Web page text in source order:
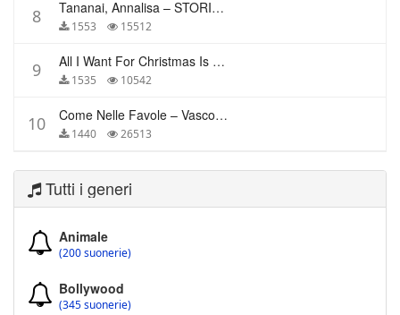
8 Tananai, Annalisa – STORIE BREVI
1553 15512
9 All I Want For Christmas Is You – Mariah Carey
1535 10542
10 Come Nelle Favole – Vasco Rossi
1440 26513
Tutti i generi
Animale
(200 suonerie)
Bollywood
(345 suonerie)